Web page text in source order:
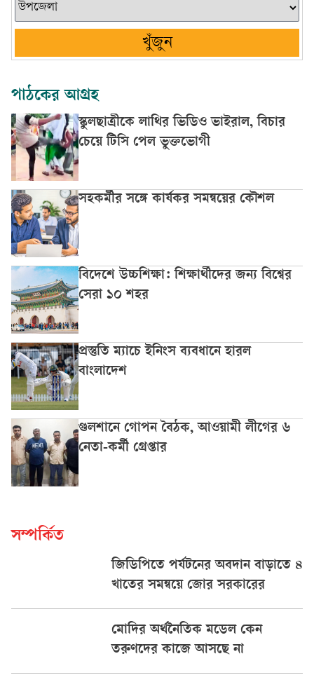
খুঁজুন
পাঠকের আগ্রহ
স্কুলছাত্রীকে লাথির ভিডিও ভাইরাল, বিচার
চেয়ে টিসি পেল ভুক্তভোগী
সহকর্মীর সঙ্গে কার্যকর সমন্বয়ের কৌশল
বিদেশে উচ্চশিক্ষা: শিক্ষার্থীদের জন্য বিশ্বের
সেরা ১০ শহর
প্রস্তুতি ম্যাচে ইনিংস ব্যবধানে হারল
বাংলাদেশ
গুলশানে গোপন বৈঠক, আওয়ামী লীগের ৬
নেতা-কর্মী গ্রেপ্তার
সম্পর্কিত
জিডিপিতে পর্যটনের অবদান বাড়াতে ৪
খাতের সমন্বয়ে জোর সরকারের
মোদির অর্থনৈতিক মডেল কেন
তরুণদের কাজে আসছে না